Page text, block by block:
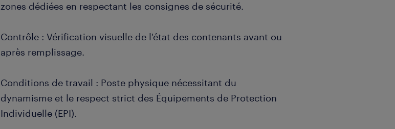
zones dédiées en respectant les consignes de sécurité.
Contrôle : Vérification visuelle de l'état des contenants avant ou
après remplissage.
Conditions de travail : Poste physique nécessitant du
dynamisme et le respect strict des Équipements de Protection
Individuelle (EPI).